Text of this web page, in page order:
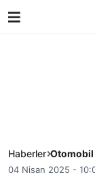
Haberler Otomobil
04 Nisan 2025 -